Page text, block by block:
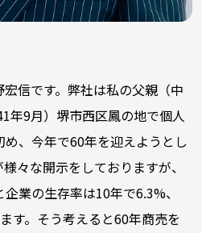
信です。弊社は私の父親（中
年9月）堺市西区鳳の地で個人
、今年で60年を迎えようとし
々な開示をしておりますが、
業の生存率は10年で6.3%、
す。そう考えると60年商売を